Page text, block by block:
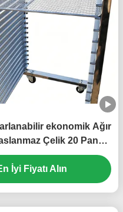
ekonomik Ağır
Çelik 20 Pan
Pişirme Soğutma Ticari
fırın rafı
İyi Fiyatı Alın